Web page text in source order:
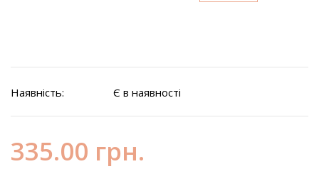
Наявність: Є в наявності
335.00 грн.